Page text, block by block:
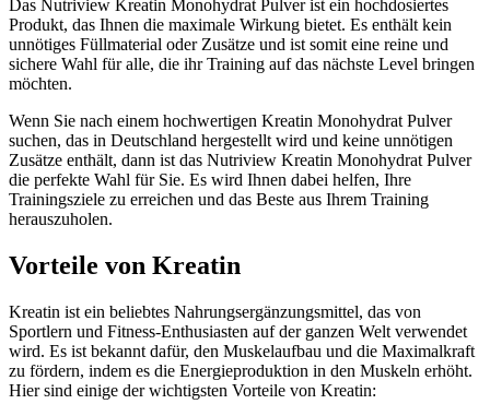
Das Nutriview Kreatin Monohydrat Pulver ist ein hochdosiertes
Produkt, das Ihnen die maximale Wirkung bietet. Es enthält kein
unnötiges Füllmaterial oder Zusätze und ist somit eine reine und
sichere Wahl für alle, die ihr Training auf das nächste Level bringen
möchten.
Wenn Sie nach einem hochwertigen Kreatin Monohydrat Pulver
suchen, das in Deutschland hergestellt wird und keine unnötigen
Zusätze enthält, dann ist das Nutriview Kreatin Monohydrat Pulver
die perfekte Wahl für Sie. Es wird Ihnen dabei helfen, Ihre
Trainingsziele zu erreichen und das Beste aus Ihrem Training
herauszuholen.
Vorteile von Kreatin
Kreatin ist ein beliebtes Nahrungsergänzungsmittel, das von
Sportlern und Fitness-Enthusiasten auf der ganzen Welt verwendet
wird. Es ist bekannt dafür, den Muskelaufbau und die Maximalkraft
zu fördern, indem es die Energieproduktion in den Muskeln erhöht.
Hier sind einige der wichtigsten Vorteile von Kreatin: